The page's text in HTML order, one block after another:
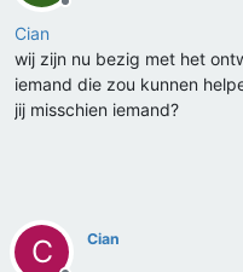
Offline
Cian
wij zijn nu bezig met het
iemand die zou kunnen
jij misschien iemand?
C Cian